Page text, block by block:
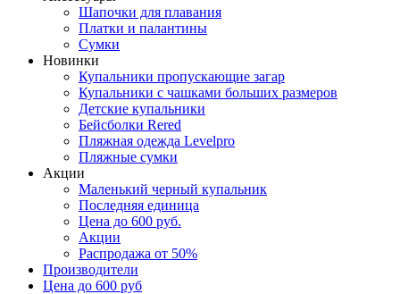
Шапочки для плавания
Платки и палантины
Сумки
Новинки
Купальники пропускающие загар
Купальники с чашками больших размеров
Детские купальники
Бейсболки Rered
Пляжная одежда Levelpro
Пляжные сумки
Акции
Маленький черный купальник
Последняя единица
Цена до 600 руб.
Акции
Распродажа от 50%
Производители
Цена до 600 руб